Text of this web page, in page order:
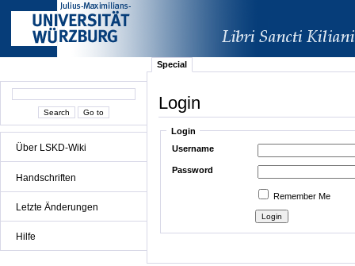
Über LSKD-Wiki
Handschriften
Letzte Änderungen
Hilfe
Special
Login
Login
Username
Password
Remember Me